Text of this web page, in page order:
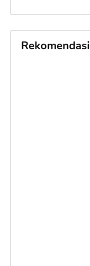
Rekomendasi